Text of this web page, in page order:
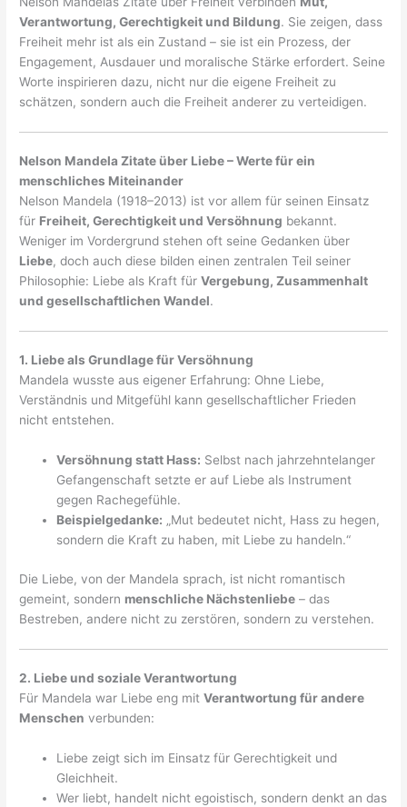
Verantwortung, Gerechtigkeit und Bildung. Sie zeigen, dass
Freiheit mehr ist als ein Zustand – sie ist ein Prozess, der
Engagement, Ausdauer und moralische Stärke erfordert. Seine
Worte inspirieren dazu, nicht nur die eigene Freiheit zu
schätzen, sondern auch die Freiheit anderer zu verteidigen.
Nelson Mandela Zitate über Liebe – Werte für ein
menschliches Miteinander
Nelson Mandela (1918–2013) ist vor allem für seinen Einsatz
für Freiheit, Gerechtigkeit und Versöhnung bekannt.
Weniger im Vordergrund stehen oft seine Gedanken über
Liebe, doch auch diese bilden einen zentralen Teil seiner
Philosophie: Liebe als Kraft fürVergebung, Zusammenhalt
und gesellschaftlichen Wandel.
1. Liebe als Grundlage für Versöhnung
Mandela wusste aus eigener Erfahrung: Ohne Liebe,
Verständnis und Mitgefühl kann gesellschaftlicher Frieden
nicht entstehen.
Versöhnung statt Hass: Selbst nach jahrzehntelanger
Gefangenschaft setzte er auf Liebe als Instrument
gegen Rachegefühle.
Beispielgedanke: „Mut bedeutet nicht, Hass zu hegen,
sondern die Kraft zu haben, mit Liebe zu handeln.“
Die Liebe, von der Mandela sprach, ist nicht romantisch
gemeint, sondern menschliche Nächstenliebe – das
Bestreben, andere nicht zu zerstören, sondern zu verstehen.
2. Liebe und soziale Verantwortung
Für Mandela war Liebe eng mitVerantwortung für andere
Menschen verbunden:
Liebe zeigt sich im Einsatz für Gerechtigkeit und
Gleichheit.
Wer liebt, handelt nicht egoistisch, sondern denkt an das